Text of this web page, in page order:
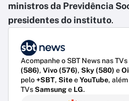
ministros da Previdência
presidentes do instituto.
Acompanhe o SBT News nas
(586), Vivo (576), Sky (580) e
pelo+SBT, SiteeYouTube,
TVsSamsunge LG.